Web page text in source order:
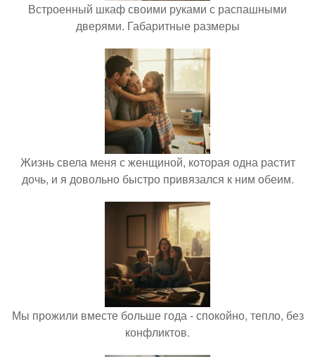
Встроенный шкаф своими руками с распашными
дверями. Габаритные размеры
Жизнь свела меня с женщиной, которая одна растит
дочь, и я довольно быстро привязался к ним обеим.
Мы прожили вместе больше года - спокойно, тепло, без
конфликтов.